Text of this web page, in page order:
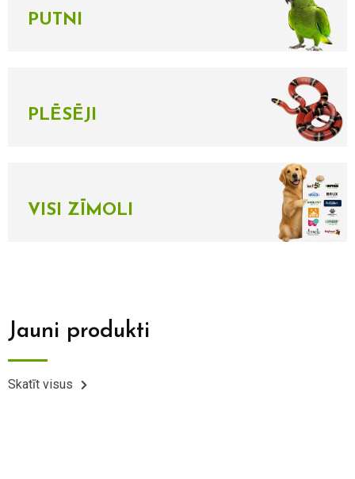
PUTNI
PLĒSĒJI
VISI ZĪMOLI
Jauni produkti
Skatīt visus